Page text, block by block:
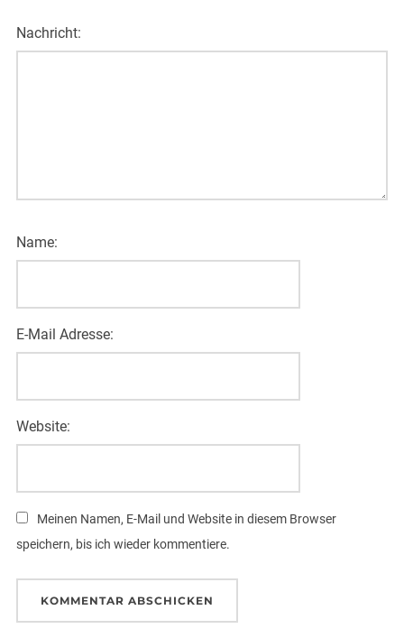
Nachricht:
Name:
E-Mail Adresse:
Website:
Meinen Namen, E-Mail und Website in diesem Browser
speichern, bis ich wieder kommentiere.